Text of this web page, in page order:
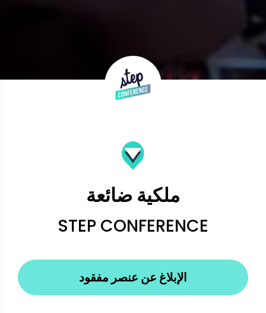
ملكية ضائعة
STEP CONFERENCE
الإبلاغ عن عنصر مفقود